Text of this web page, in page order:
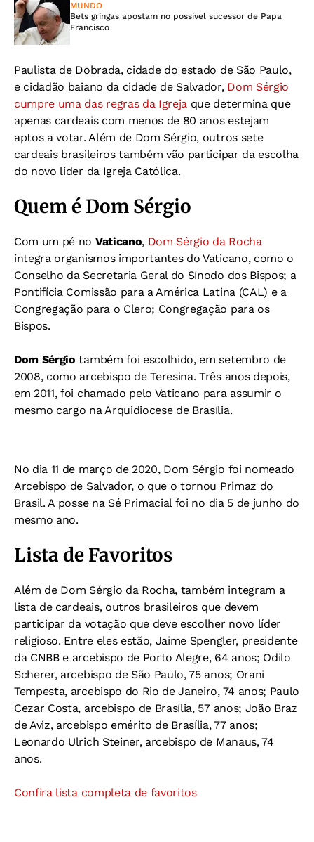
MUNDO
Bets gringas apostam no possível sucessor de Papa
Francisco
Paulista de Dobrada, cidade do estado de São Paulo,
e cidadão baiano da cidade de Salvador, Dom Sérgio
cumpre uma das regras da Igreja que determina que
apenas cardeais com menos de 80 anos estejam
aptos a votar. Além de Dom Sérgio, outros sete
cardeais brasileiros também vão participar da escolha
do novo líder da Igreja Católica.
Quem é Dom Sérgio
Com um pé no Vaticano, Dom Sérgio da Rocha
integra organismos importantes do Vaticano, como o
Conselho da Secretaria Geral do Sínodo dos Bispos; a
Pontifícia Comissão para a América Latina (CAL) e a
Congregação para o Clero; Congregação para os
Bispos.
Dom Sérgio também foi escolhido, em setembro de
2008, como arcebispo de Teresina. Três anos depois,
em 2011, foi chamado pelo Vaticano para assumir o
mesmo cargo na Arquidiocese de Brasília.
No dia 11 de março de 2020, Dom Sérgio foi nomeado
Arcebispo de Salvador, o que o tornou Primaz do
Brasil. A posse na Sé Primacial foi no dia 5 de junho do
mesmo ano.
Lista de Favoritos
Além de Dom Sérgio da Rocha, também integram a
lista de cardeais, outros brasileiros que devem
participar da votação que deve escolher novo líder
religioso. Entre eles estão, Jaime Spengler, presidente
da CNBB e arcebispo de Porto Alegre, 64 anos; Odilo
Scherer, arcebispo de São Paulo, 75 anos; Orani
Tempesta, arcebispo do Rio de Janeiro, 74 anos; Paulo
Cezar Costa, arcebispo de Brasília, 57 anos; João Braz
de Aviz, arcebispo emérito de Brasília, 77 anos;
Leonardo Ulrich Steiner, arcebispo de Manaus, 74
anos.
Confira lista completa de favoritos